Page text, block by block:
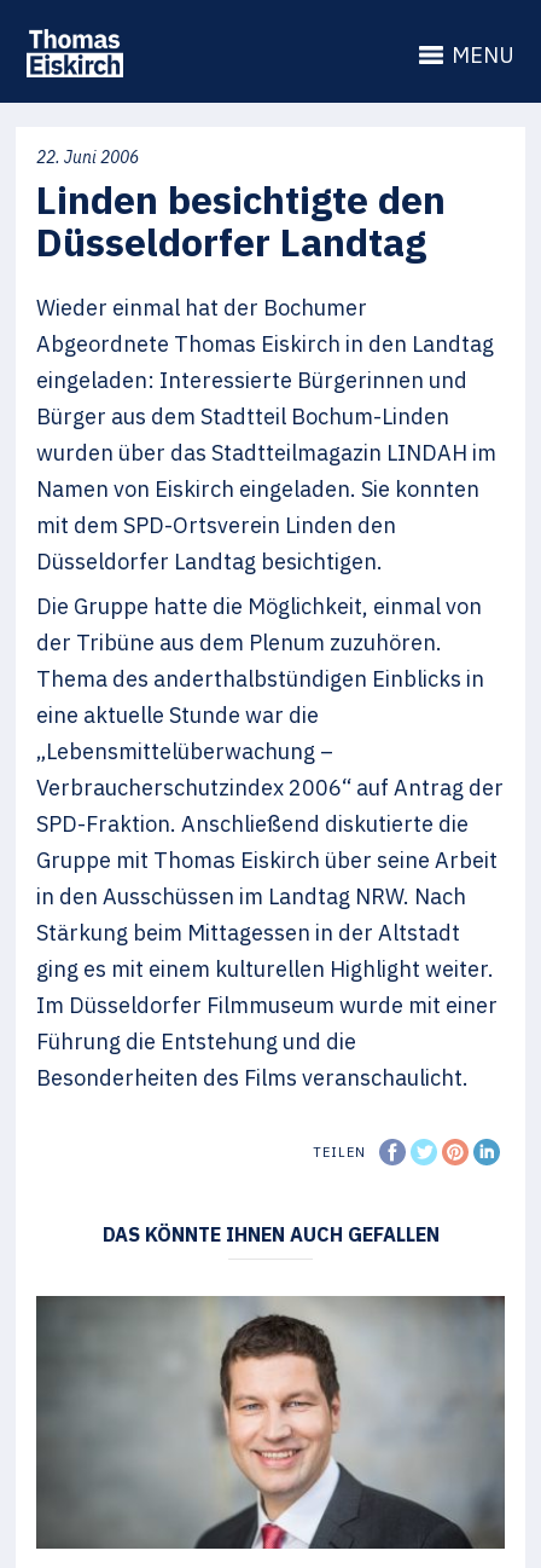
MENU
22. Juni 2006
Linden besichtigte den
Düsseldorfer Landtag
Wieder einmal hat der Bochumer
Abgeordnete Thomas Eiskirch in den Landtag
eingeladen: Interessierte Bürgerinnen und
Bürger aus dem Stadtteil Bochum-Linden
wurden über das Stadtteilmagazin LINDAH im
Namen von Eiskirch eingeladen. Sie konnten
mit dem SPD-Ortsverein Linden den
Düsseldorfer Landtag besichtigen.
Die Gruppe hatte die Möglichkeit, einmal von
der Tribüne aus dem Plenum zuzuhören.
Thema des anderthalbstündigen Einblicks in
eine aktuelle Stunde war die
„Lebensmittelüberwachung –
Verbraucherschutzindex 2006“ auf Antrag der
SPD-Fraktion. Anschließend diskutierte die
Gruppe mit Thomas Eiskirch über seine Arbeit
in den Ausschüssen im Landtag NRW. Nach
Stärkung beim Mittagessen in der Altstadt
ging es mit einem kulturellen Highlight weiter.
Im Düsseldorfer Filmmuseum wurde mit einer
Führung die Entstehung und die
Besonderheiten des Films veranschaulicht.
TEILEN
DAS KÖNNTE IHNEN AUCH GEFALLEN